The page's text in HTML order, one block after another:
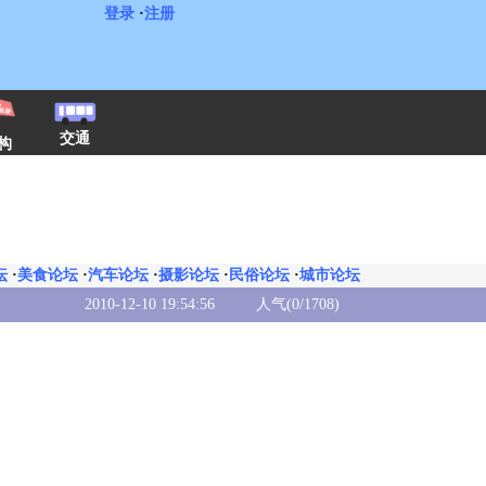
登录·注册
交通
·美食论坛 ·汽车论坛 ·摄影论坛 · 民俗论坛 ·城市论坛
2010-12-10 19:54:56
人气(0/1708)